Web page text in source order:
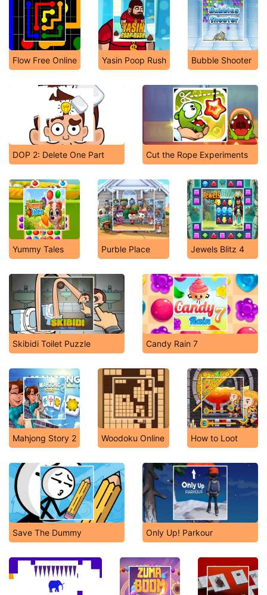
Flow Free Online Yasin Poop Rush Bubble Shooter
DOP 2: Delete One Part Cut the Rope Experiments
Yummy Tales Purble Place Jewels Blitz 4
Skibidi Toilet Puzzle Candy Rain 7
Mahjong Story 2 Woodoku Online How to Loot
Save The Dummy Only Up! Parkour